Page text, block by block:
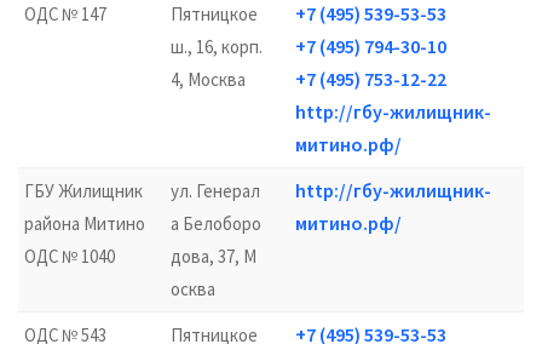
ОДС № 147
Пятницкое
ш., 16, корп.
4, Москва
+7 (495) 539-53-53
+7 (495) 794-30-10
+7 (495) 753-12-22
http://гбу-жилищник-
митино.рф/
ГБУ Жилищник
района Митино
ОДС № 1040
ул. Генерал
а Белоборо
дова, 37, М
осква
http://гбу-жилищник-
митино.рф/
ОДС № 543
Пятницкое
+7 (495) 539-53-53